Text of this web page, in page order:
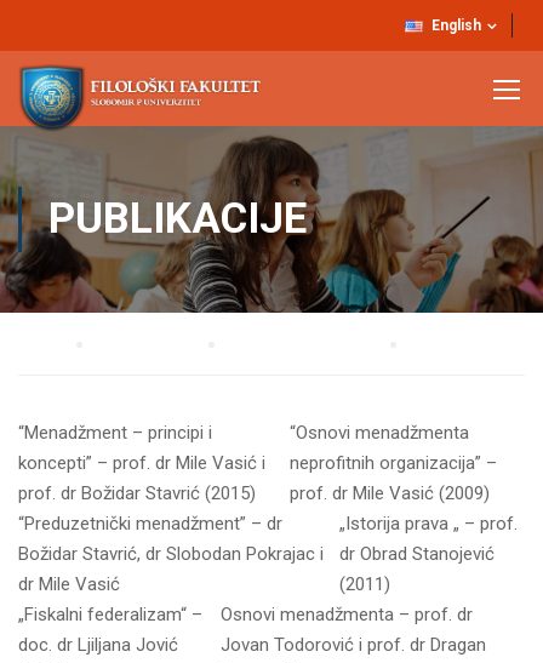
English
PUBLIKACIJE
“Menadžment – principi i
koncepti” – prof. dr Mile Vasić i
prof. dr Božidar Stavrić (2015)
“Osnovi menadžmenta
neprofitnih organizacija” –
prof. dr Mile Vasić (2009)
“Preduzetnički menadžment” – dr
Božidar Stavrić, dr Slobodan Pokrajac i
dr Mile Vasić
„Istorija prava „ – prof.
dr Obrad Stanojević
(2011)
„Fiskalni federalizam“ –
doc. dr Ljiljana Jović
Osnovi menadžmenta – prof. dr
Jovan Todorović i prof. dr Dragan